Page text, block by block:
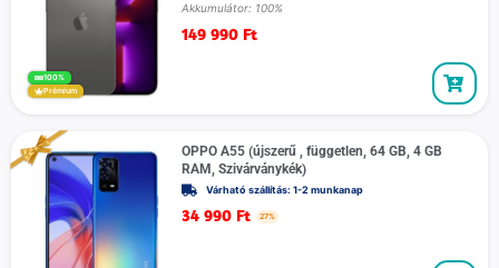
100%
Prémium
Akkumulátor: 100%
149 990 Ft
OPPO A55 (újszerű , független, 64 GB, 4 GB
RAM, Szivárványkék)
Várható szállítás: 1-2 munkanap
34 990 Ft 27%